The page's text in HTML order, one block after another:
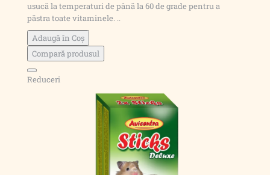
usucă la temperaturi de până la 60 de grade pentru a
păstra toate vitaminele. ..
Adaugă în Coş
Compară produsul
Reduceri